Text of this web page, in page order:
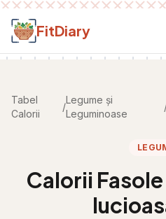
Salt la conținut
FitDiary
Tabel
Calorii
/
Legume și
Leguminoase
Calorii